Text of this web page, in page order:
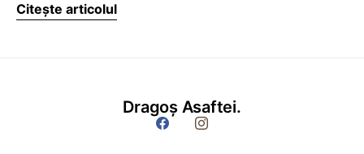
Citește articolul
Dragoș Asaftei.